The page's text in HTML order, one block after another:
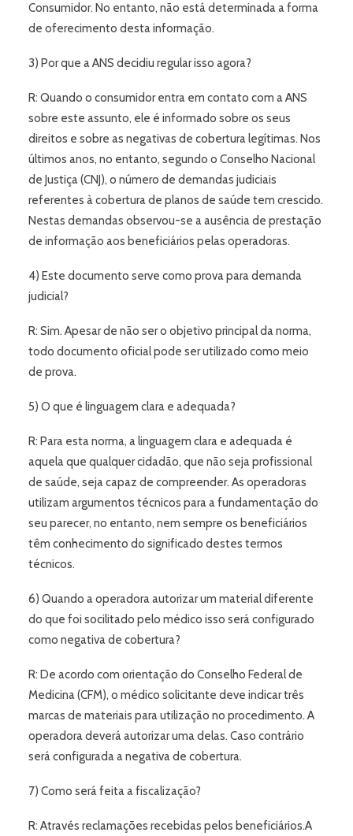
Consumidor. No entanto, não está determinada a forma
de oferecimento desta informação.
3) Por que a ANS decidiu regular isso agora?
R: Quando o consumidor entra em contato com a ANS
sobre este assunto, ele é informado sobre os seus
direitos e sobre as negativas de cobertura legítimas. Nos
últimos anos, no entanto, segundo o Conselho Nacional
de Justiça (CNJ), o número de demandas judiciais
referentes à cobertura de planos de saúde tem crescido.
Nestas demandas observou-se a ausência de prestação
de informação aos beneficiários pelas operadoras.
4) Este documento serve como prova para demanda
judicial?
R: Sim. Apesar de não ser o objetivo principal da norma,
todo documento oficial pode ser utilizado como meio
de prova.
5) O que é linguagem clara e adequada?
R: Para esta norma, a linguagem clara e adequada é
aquela que qualquer cidadão, que não seja profissional
de saúde, seja capaz de compreender. As operadoras
utilizam argumentos técnicos para a fundamentação do
seu parecer, no entanto, nem sempre os beneficiários
têm conhecimento do significado destes termos
técnicos.
6) Quando a operadora autorizar um material diferente
do que foi socilitado pelo médico isso será configurado
como negativa de cobertura?
R: De acordo com orientação do Conselho Federal de
Medicina (CFM), o médico solicitante deve indicar três
marcas de materiais para utilização no procedimento. A
operadora deverá autorizar uma delas. Caso contrário
será configurada a negativa de cobertura.
7) Como será feita a fiscalização?
R: Através reclamações recebidas pelos beneficiários.A